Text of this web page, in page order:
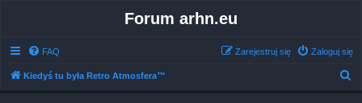
Forum arhn.eu
FAQ Zaloguj się
Zarejestruj się
Kiedyś tu była Retro Atmosfera™